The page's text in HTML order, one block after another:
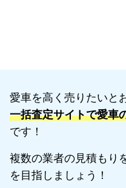
愛車を高く売りたいと
一括査定サイトで愛車
です！
複数の業者の見積もり
を目指しましょう！